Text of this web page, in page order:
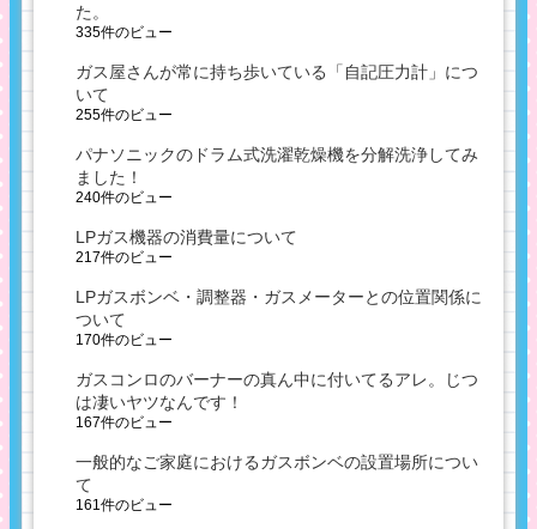
た。
335件のビュー
ガス屋さんが常に持ち歩いている「自記圧力計」につ
いて
255件のビュー
パナソニックのドラム式洗濯乾燥機を分解洗浄してみ
ました！
240件のビュー
LPガス機器の消費量について
217件のビュー
LPガスボンベ・調整器・ガスメーターとの位置関係に
ついて
170件のビュー
ガスコンロのバーナーの真ん中に付いてるアレ。じつ
は凄いヤツなんです！
167件のビュー
一般的なご家庭におけるガスボンベの設置場所につい
て
161件のビュー